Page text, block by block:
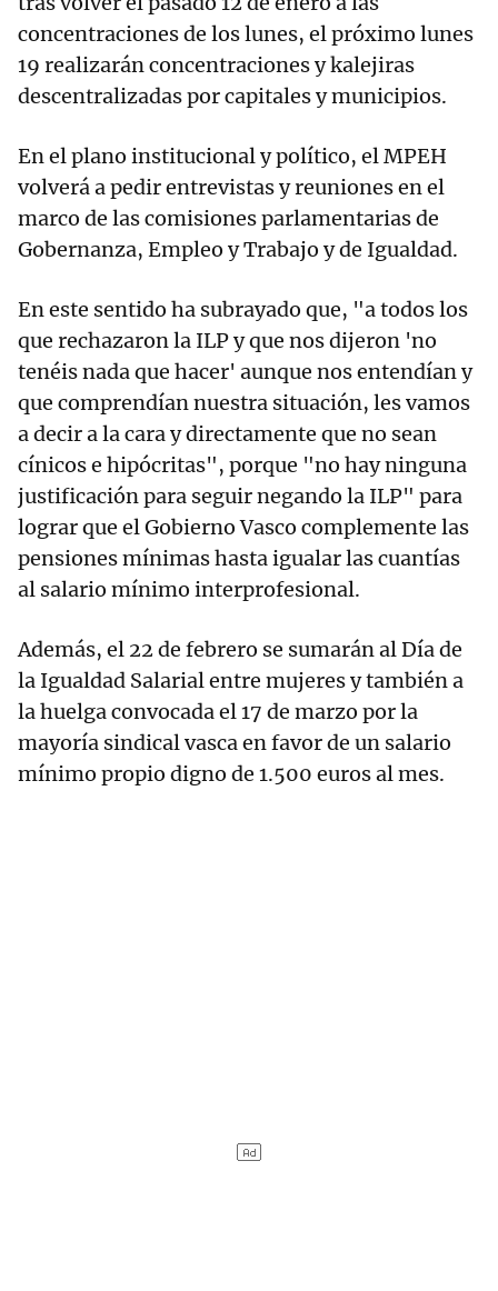
concentraciones de los lunes, el próximo lunes
19 realizarán concentraciones y kalejiras
descentralizadas por capitales y municipios.
En el plano institucional y político, el MPEH
volverá a pedir entrevistas y reuniones en el
marco de las comisiones parlamentarias de
Gobernanza, Empleo y Trabajo y de Igualdad.
En este sentido ha subrayado que, "a todos los
que rechazaron la ILP y que nos dijeron 'no
tenéis nada que hacer' aunque nos entendían y
que comprendían nuestra situación, les vamos
a decir a la cara y directamente que no sean
cínicos e hipócritas", porque "no hay ninguna
justificación para seguir negando la ILP" para
lograr que el Gobierno Vasco complemente las
pensiones mínimas hasta igualar las cuantías
al salario mínimo interprofesional.
Además, el 22 de febrero se sumarán al Día de
la Igualdad Salarial entre mujeres y también a
la huelga convocada el 17 de marzo por la
mayoría sindical vasca en favor de un salario
mínimo propio digno de 1.500 euros al mes.